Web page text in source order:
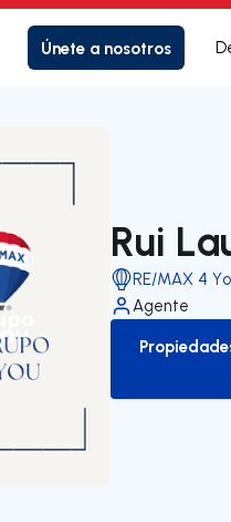
Únete a nosotros
Rui
RE/MAX 4
Agente